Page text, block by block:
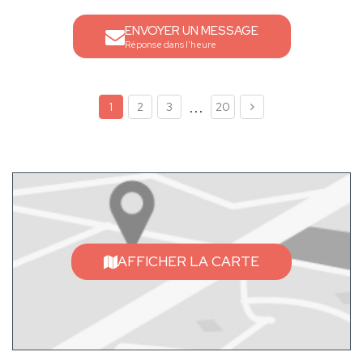
ENVOYER UN MESSAGE
Réponse dans l'heure
1 2 3 ... 20
AFFICHER LA CARTE